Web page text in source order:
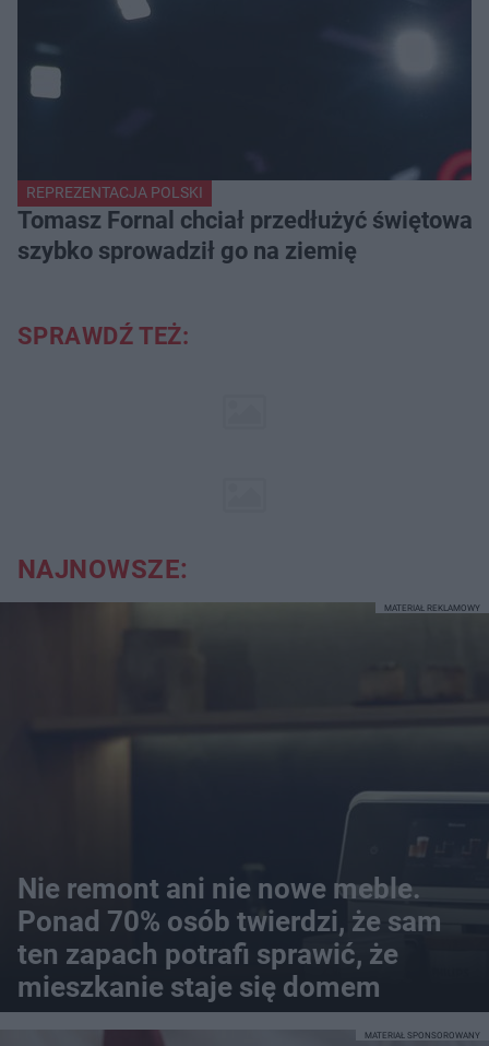
REPREZENTACJA POLSKI
Tomasz Fornal chciał przedłużyć
szybko sprowadził go na ziemię
SPRAWDŹ TEŻ:
NAJNOWSZE:
Nie remont ani nie nowe meble.
Ponad 70% osób twierdzi, że sam
ten zapach potrafi sprawić, że
mieszkanie staje się domem
MATERIAŁ REKLAMOWY
MATERIAŁ SPONSOROWANY